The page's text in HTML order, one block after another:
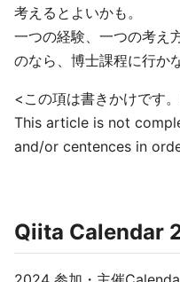
考えるとよいかも。
一つの経験、一つの考え
のなら、博士課程に行か
<この項は書きかけです
This article is not
and/or centences in
Qiita Calendar